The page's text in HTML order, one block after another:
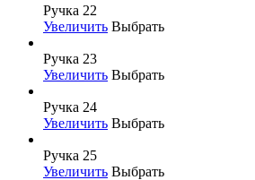
Ручка 22
Увеличить Выбрать
Ручка 23
Увеличить Выбрать
Ручка 24
Увеличить Выбрать
Ручка 25
Увеличить Выбрать